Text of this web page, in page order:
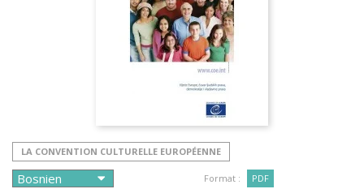
LA CONVENTION CULTURELLE EUROPÉENNE
Format : PDF